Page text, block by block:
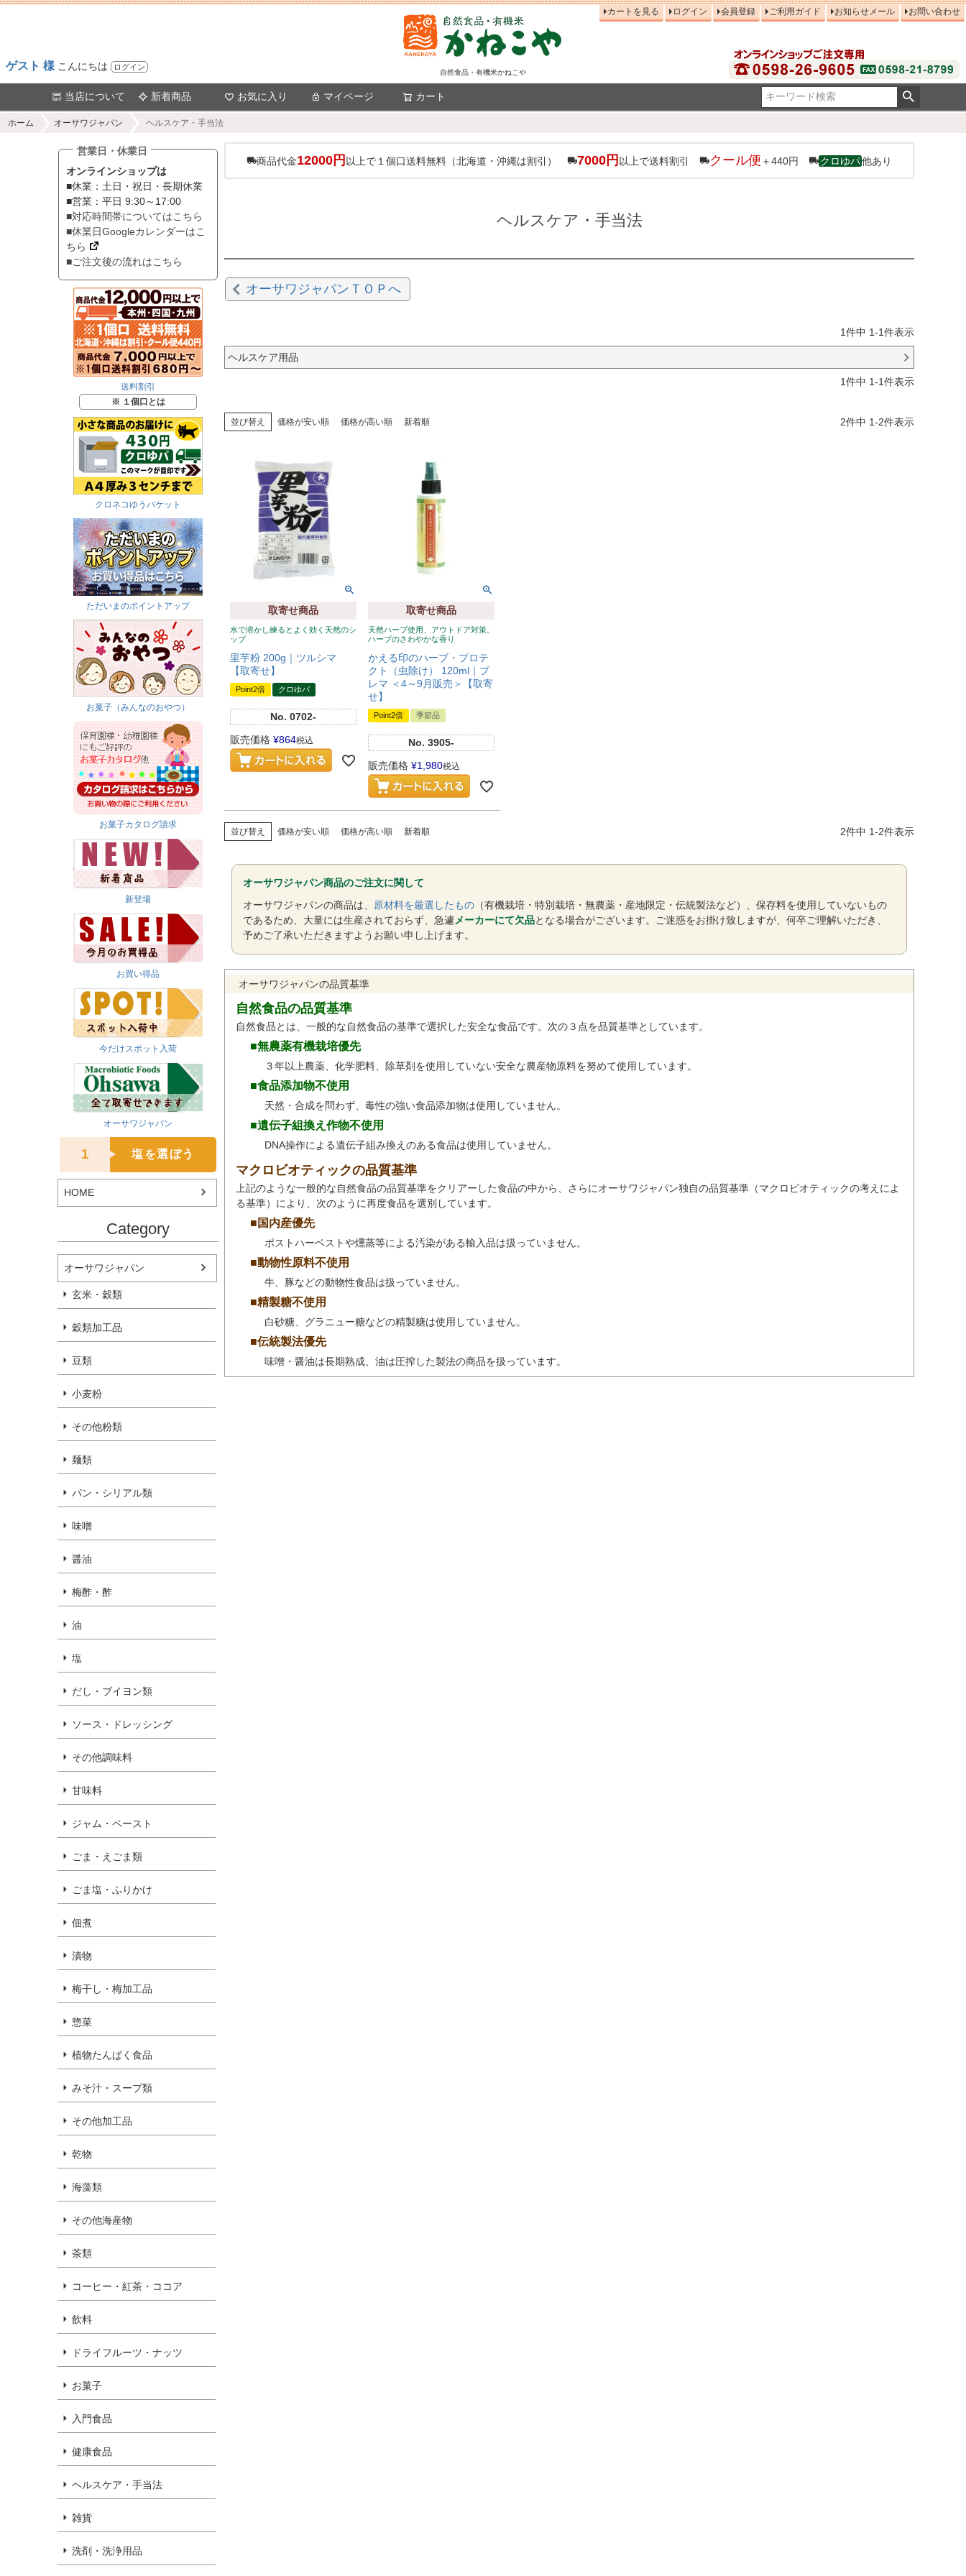
ゲスト 様 こんにちは ログイン
自然食品・有機米かねこや
カートを見る ログイン 会員登録 ご利用ガイド お知らせメール お問い合わせ
当店について 新着商品 お気に入り マイページ カート
ホーム オーサワジャパン ヘルスケア・手当法
営業日・休業日
オンラインショップは
■休業：土日・祝日・長期休業
■営業：平日 9:30～17:00
■対応時間帯についてはこちら
■休業日Googleカレンダーはこ
ちら
■ご注文後の流れはこちら
送料割引
※ １個口とは
クロネコゆうパケット
ただいまのポイントアップ
お菓子（みんなのおやつ）
お菓子カタログ請求
新登場
お買い得品
今だけスポット入荷
オーサワジャパン
1 塩を選ぼう
HOME
Category
オーサワジャパン
玄米・穀類
穀類加工品
豆類
小麦粉
その他粉類
麺類
パン・シリアル類
味噌
醤油
梅酢・酢
油
塩
だし・ブイヨン類
ソース・ドレッシング
その他調味料
甘味料
ジャム・ペースト
ごま・えごま類
ごま塩・ふりかけ
佃煮
漬物
梅干し・梅加工品
惣菜
植物たんぱく食品
みそ汁・スープ類
その他加工品
乾物
海藻類
その他海産物
茶類
コーヒー・紅茶・ココア
飲料
ドライフルーツ・ナッツ
お菓子
入門食品
健康食品
ヘルスケア・手当法
雑貨
洗剤・洗浄用品
商品代金12000円 以上で１個口送料無料（北海道・沖縄は割引） 7000円 以上で送料割引 クール便 ＋440円 クロゆパ他あり
ヘルスケア・手当法
オーサワジャパンＴＯＰへ
1件中 1-1件表示
ヘルスケア用品
1件中 1-1件表示
並び替え 価格が安い順 価格が高い順 新着順 2件中 1-2件表示
取寄せ商品
水で溶かし練るとよく効く天然のシ
ップ
里芋粉 200g｜ツルシマ
【取寄せ】
Point2倍 クロゆパ
No. 0702-
販売価格 ¥864税込
取寄せ商品
天然ハーブ使用、アウトドア対策。
ハーブのさわやかな香り
かえる印のハーブ・プロテ
クト（虫除け） 120ml｜プ
レマ ＜4～9月販売＞【取寄
せ】
Point2倍 季節品
No. 3905-
販売価格 ¥1,980税込
並び替え 価格が安い順 価格が高い順 新着順 2件中 1-2件表示
オーサワジャパン商品のご注文に関して
オーサワジャパンの商品は、
原材料を厳選したもの （有機栽培・特別栽培・無農薬・産地限定・伝統製法など）、保存料を使用していないもの
であるため、大量には生産されておらず、急遽 メーカーにて欠品となる場合がございます。ご迷惑をお掛け致しますが、何卒ご理解いただき、
予めご了承いただきますようお願い申し上げます。
オーサワジャパンの品質基準
自然食品の品質基準
自然食品とは、一般的な自然食品の基準で選択した安全な食品です。次の３点を品質基準としています。
■無農薬有機栽培優先
３年以上農薬、化学肥料、除草剤を使用していない安全な農産物原料を努めて使用しています。
■食品添加物不使用
天然・合成を問わず、毒性の強い食品添加物は使用していません。
■遺伝子組換え作物不使用
DNA操作による遺伝子組み換えのある食品は使用していません。
マクロビオティックの品質基準
上記のような一般的な自然食品の品質基準をクリアーした食品の中から、さらにオーサワジャパン独自の品質基準（マクロビオティックの考えによ
る基準）により、次のように再度食品を選別しています。
■国内産優先
ポストハーベストや燻蒸等による汚染がある輸入品は扱っていません。
■動物性原料不使用
牛、豚などの動物性食品は扱っていません。
■精製糖不使用
白砂糖、グラニュー糖などの精製糖は使用していません。
■伝統製法優先
味噌・醤油は長期熟成、油は圧搾した製法の商品を扱っています。